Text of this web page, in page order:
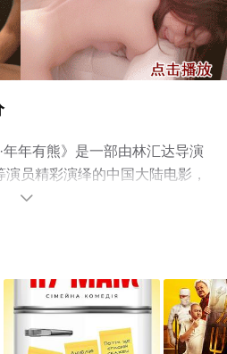
年有熊》是一部由林汇达导演
员精彩演绎的中国大陆电影，
整版电影大全就上天堂电影
